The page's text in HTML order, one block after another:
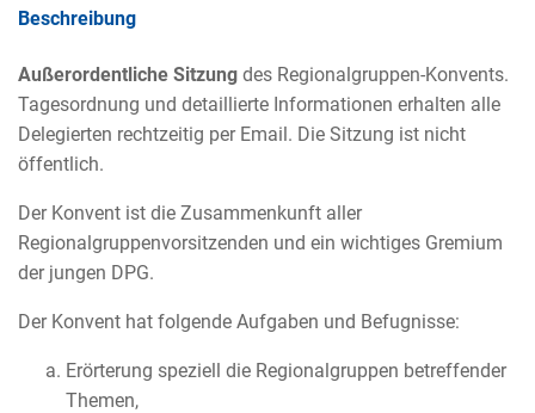
Beschreibung
Außerordentliche Sitzung des Regionalgruppen-Konvents.
Tagesordnung und detaillierte Informationen erhalten alle
Delegierten rechtzeitig per Email. Die Sitzung ist nicht
öffentlich.
Der Konvent ist die Zusammenkunft aller
Regionalgruppenvorsitzenden und ein wichtiges Gremium
der jungen DPG.
Der Konvent hat folgende Aufgaben und Befugnisse:
Erörterung speziell die Regionalgruppen betreffender
Themen,